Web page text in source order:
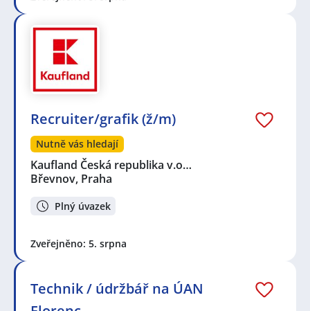
Recruiter/grafik (ž/m)
Nutně vás hledají
Kaufland Česká republika v.o…
Břevnov, Praha
Plný úvazek
Zveřejněno: 5. srpna
Technik / údržbář na ÚAN